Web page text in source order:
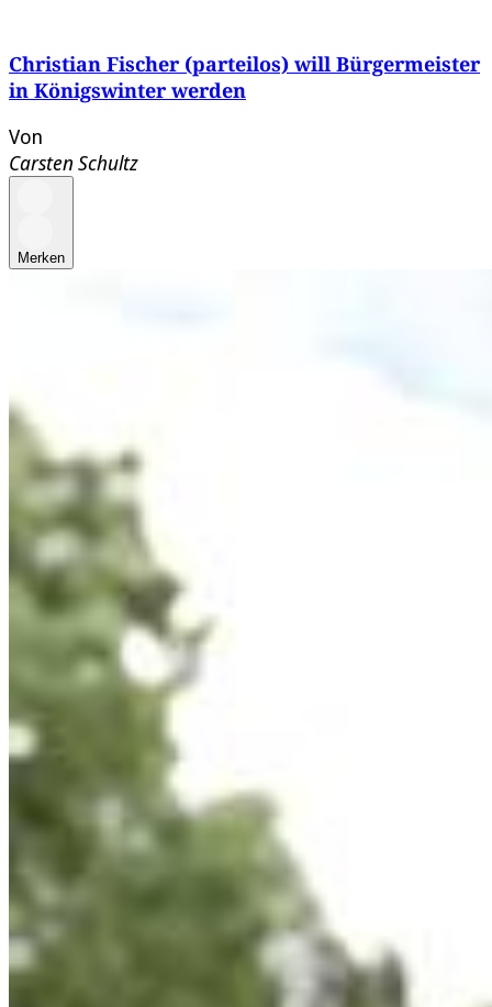
Christian Fischer (parteilos) will Bürgermeister
in Königswinter werden
Von
Carsten Schultz
Merken